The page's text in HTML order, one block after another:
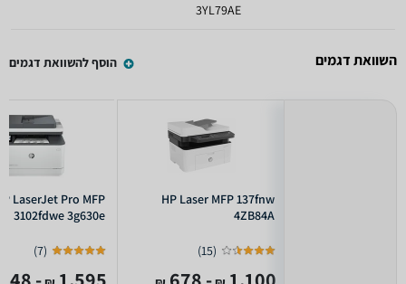
3YL79AE
השוואת דגמים הוסף להשוואת דגמים
HP Laser MFP 137fnw
4ZB84A
(
15
)
LaserJet Pro MFP
3102fdwe 3g630e
(
7
)